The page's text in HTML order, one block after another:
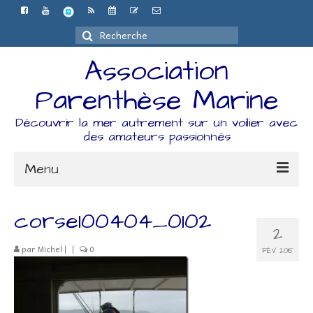
Rechercher
:
Association
Parenthèse Marine
Découvrir la mer autrement sur un voilier avec
des amateurs passionnés
Menu
Organisation
2
FÉV 2015
corse100404_0102
par Michel | | 0